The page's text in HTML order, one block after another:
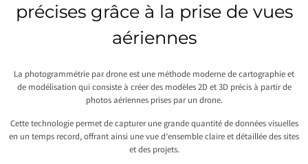
précises grâce à la prise de vues
aériennes
La photogrammétrie par drone est une méthode moderne de cartographie et
de modélisation qui consiste à créer des modèles 2D et 3D précis à partir de
photos aériennes prises par un drone.
Cette technologie permet de capturer une grande quantité de données visuelles
en un temps record, offrant ainsi une vue d’ensemble claire et détaillée des sites
et des projets.